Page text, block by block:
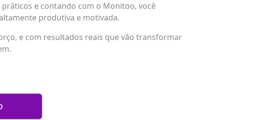
e contando com o Monitoo, você
produtiva e motivada.
e com resultados reais que vão transformar